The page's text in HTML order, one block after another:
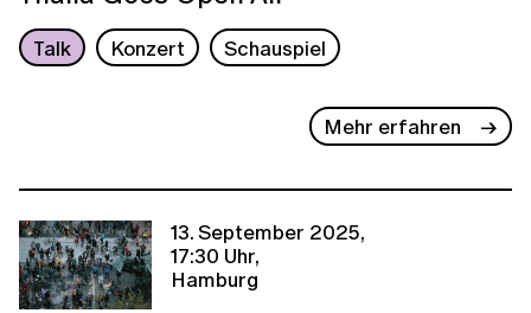
Talk Konzert Schauspiel
Mehr erfahren
13. September 2025,
17:30 Uhr,
Hamburg